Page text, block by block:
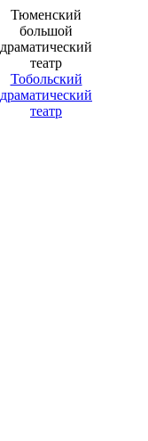
Тюменский
большой
драматический
театр
Тобольский
драматический
театр